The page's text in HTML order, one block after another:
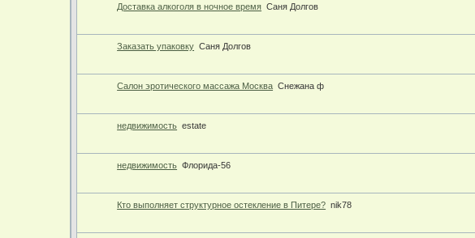
Доставка алкоголя в ночное время Саня Долгов
Заказать упаковку Саня Долгов
Салон эротического массажа Москва Снежана ф
недвижимость estate
недвижимость Флорида-56
Кто выполняет структурное остекление в Питере? nik78